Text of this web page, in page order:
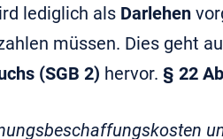
lediglich als Darlehen
müssen. Dies geht
(SGB 2) hervor. § 22